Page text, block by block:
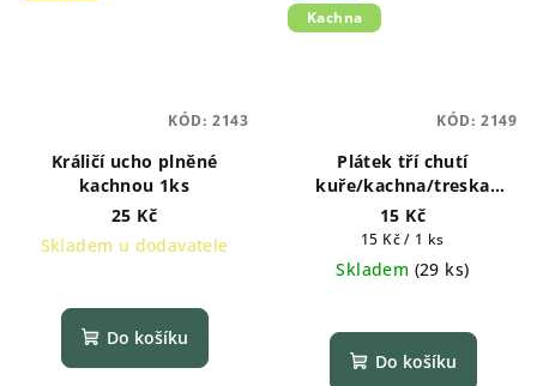
Králičí ucho plněné
kachnou 1ks
25 Kč
Skladem u dodavatele
Do košíku
KÓD: 2143
Kachna
Plátek tří chutí
kuře/kachna/treska
měkké 1ks
15 Kč
Měrná
cena:
15 Kč / 1 ks
Skladem (29 ks)
Do košíku
KÓD: 2149